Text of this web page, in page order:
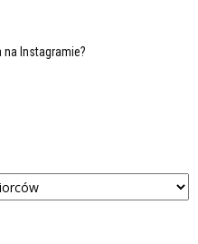
na Instagramie?